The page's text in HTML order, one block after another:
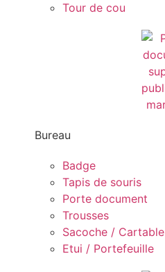
Tour de cou
Bureau
Badge
Tapis de souris
Porte document
Trousses
Sacoche / Cartable
Etui / Portefeuille